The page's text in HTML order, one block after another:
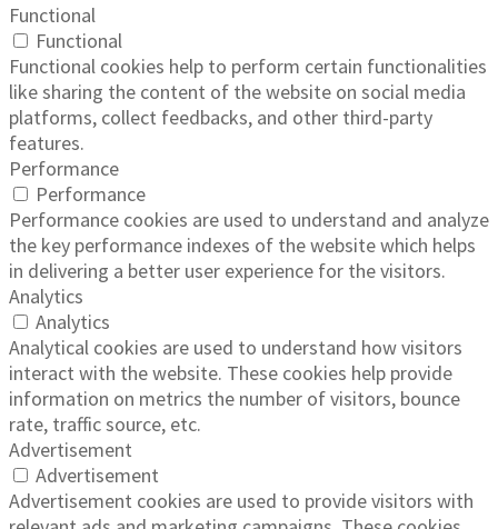
Functional
Functional
Functional cookies help to perform certain functionalities
like sharing the content of the website on social media
platforms, collect feedbacks, and other third-party
features.
Performance
Performance
Performance cookies are used to understand and analyze
the key performance indexes of the website which helps
in delivering a better user experience for the visitors.
Analytics
Analytics
Analytical cookies are used to understand how visitors
interact with the website. These cookies help provide
information on metrics the number of visitors, bounce
rate, traffic source, etc.
Advertisement
Advertisement
Advertisement cookies are used to provide visitors with